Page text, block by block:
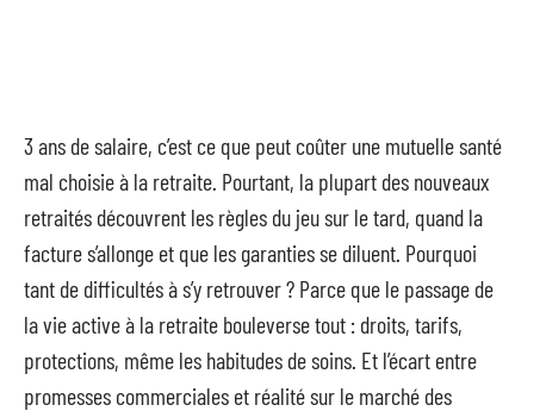
3 ans de salaire, c’est ce que peut coûter une mutuelle santé
mal choisie à la retraite. Pourtant, la plupart des nouveaux
retraités découvrent les règles du jeu sur le tard, quand la
facture s’allonge et que les garanties se diluent. Pourquoi
tant de difficultés à s’y retrouver ? Parce que le passage de
la vie active à la retraite bouleverse tout : droits, tarifs,
protections, même les habitudes de soins. Et l’écart entre
promesses commerciales et réalité sur le marché des